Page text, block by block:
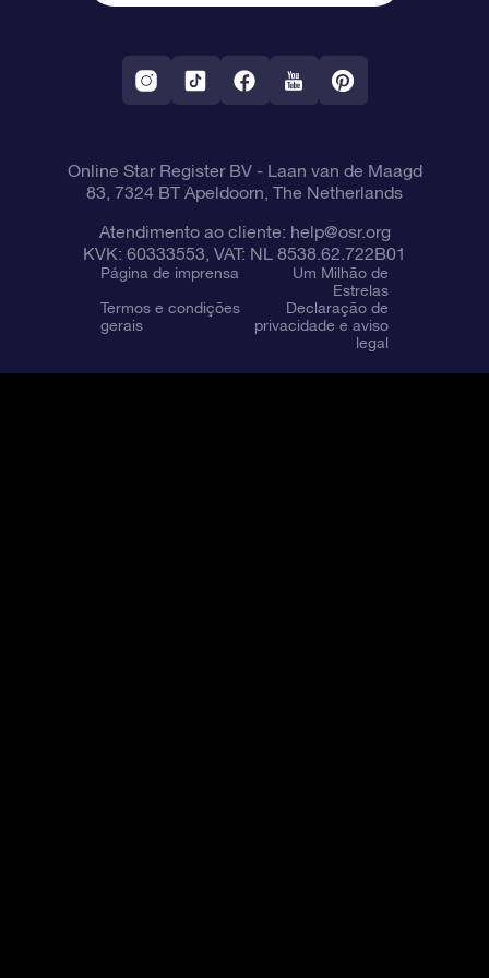
Aplicativo RV Fly me to the stars
Constelações
Online Star Register BV- Laan van de Maagd
83, 7324 BT Apeldoorn, The Netherlands
Atendimento ao cliente: help@osr.org
KVK: 60333553, VAT: NL 8538.62.722B01
Página de imprensa
Um Milhão de
Estrelas
Termos e condições
gerais
Declaração de
privacidade e aviso
legal